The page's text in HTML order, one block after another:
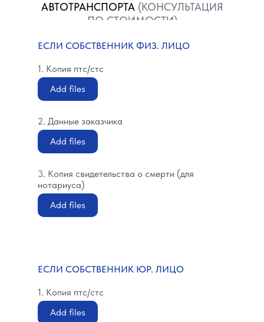
АВТОТРАНСПОРТА (КОНСУЛЬТАЦИЯ
ПО СТОИМОСТИ)
ЕСЛИ СОБСТВЕННИК ФИЗ. ЛИЦО
1. Копия птс/стс
Add files
2. Данные заказчика
Add files
3. Копия свидетельства о смерти (для
нотариуса)
Add files
ЕСЛИ СОБСТВЕННИК ЮР. ЛИЦО
1. Копия птс/стс
Add files